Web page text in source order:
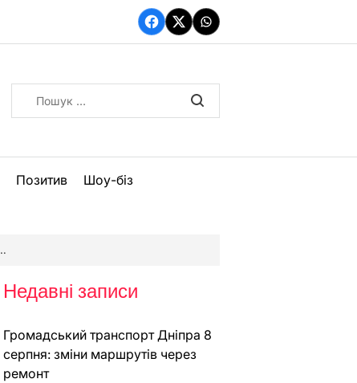
Facebook
TwitterWhatsApp
Позитив Шоу-біз
Недавні записи
Громадський транспорт Дніпра 8
серпня: зміни маршрутів через
ремонт